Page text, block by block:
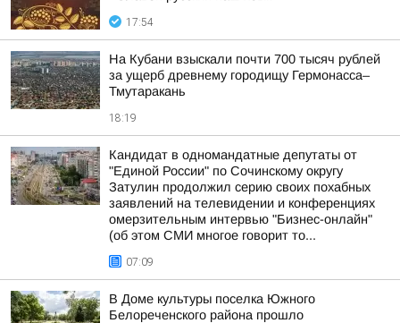
17:54
На Кубани взыскали почти 700 тысяч рублей
за ущерб древнему городищу Гермонасса–
Тмутаракань
18:19
Кандидат в одномандатные депутаты от
"Единой России" по Сочинскому округу
Затулин продолжил серию своих похабных
заявлений на телевидении и конференциях
омерзительным интервью "Бизнес-онлайн"
(об этом СМИ многое говорит то...
07:09
В Доме культуры поселка Южного
Белореченского района прошло